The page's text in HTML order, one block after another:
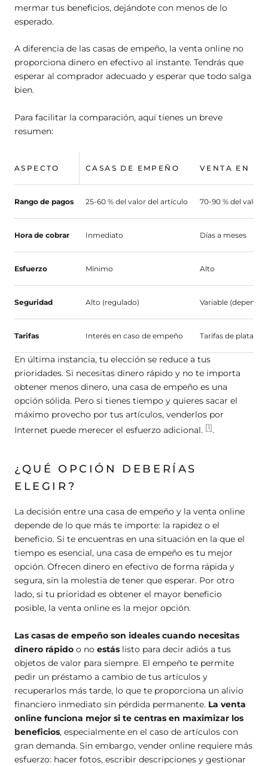
mermar tus beneficios, dejándote con menos de lo
esperado.
A diferencia de las casas de empeño, la venta online no
proporciona dinero en efectivo al instante. Tendrás que
esperar al comprador adecuado y esperar que todo salga
bien.
Para facilitar la comparación, aquí tienes un breve
resumen:
ASPECTO CASAS DE EMPEÑO VENTA EN
Rango de pagos 25-60 % del valor del artículo 70-90 % del valor
Hora de cobrar Inmediato Días a meses
Esfuerzo Mínimo Alto
Seguridad Alto (regulado) Variable
Tarifas Interés en caso de empeño Tarifas de
En última instancia, tu elección se reduce a tus
prioridades. Si necesitas dinero rápido y no te importa
obtener menos dinero, una casa de empeño es una
opción sólida. Pero si tienes tiempo y quieres sacar el
máximo provecho por tus artículos, venderlos por
Internet puede merecer el esfuerzo adicional. [1].
¿QUÉ OPCIÓN DEBERÍAS
ELEGIR?
La decisión entre una casa de empeño y la venta online
depende de lo que más te importe: la rapidez o el
beneficio. Si te encuentras en una situación en la que el
tiempo es esencial, una casa de empeño es tu mejor
opción. Ofrecen dinero en efectivo de forma rápida y
segura, sin la molestia de tener que esperar. Por otro
lado, si tu prioridad es obtener el mayor beneficio
posible, la venta online es la mejor opción.
Las casas de empeño son ideales cuando necesitas
dinero rápido o no estás listo para decir adiós a tus
objetos de valor para siempre. El empeño te permite
pedir un préstamo a cambio de tus artículos y
recuperarlos más tarde, lo que te proporciona un alivio
financiero inmediato sin pérdida permanente. La venta
online funciona mejor si te centras en maximizar los
beneficios, especialmente en el caso de artículos con
gran demanda. Sin embargo, vender online requiere más
esfuerzo: hacer fotos, escribir descripciones y gestionar